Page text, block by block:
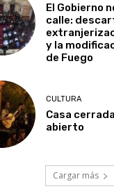
El Gobierno
calle:
y la
de Fuego
CULTURA
Casa
abierto
Cargar más